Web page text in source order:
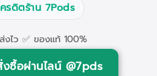
ครดิตร้าน 7Pods
งไว ✅ ของแท้ 100%
ซื้อผ่านไลน์ @7pds